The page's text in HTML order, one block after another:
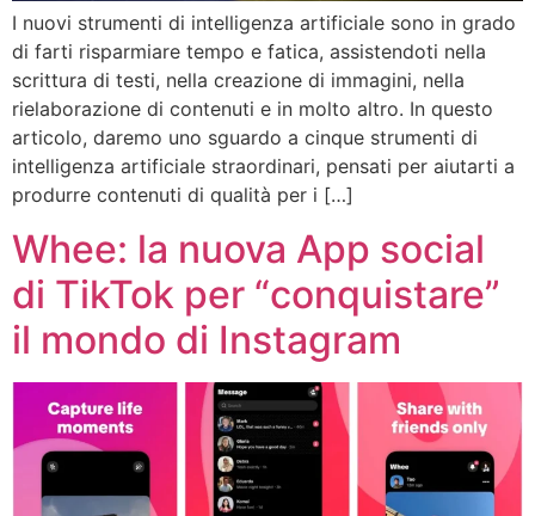
I nuovi strumenti di intelligenza artificiale sono in grado
di farti risparmiare tempo e fatica, assistendoti nella
scrittura di testi, nella creazione di immagini, nella
rielaborazione di contenuti e in molto altro. In questo
articolo, daremo uno sguardo a cinque strumenti di
intelligenza artificiale straordinari, pensati per aiutarti a
produrre contenuti di qualità per i […]
Whee: la nuova App social
di TikTok per “conquistare”
il mondo di Instagram